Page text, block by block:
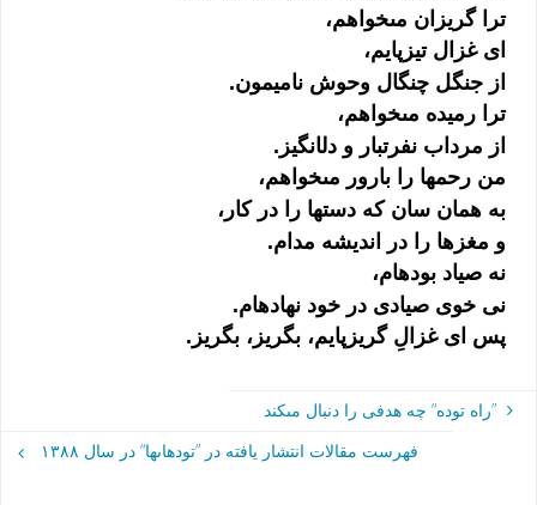
ترا گريزان مى‏‏خواهم،
اى‏‏ غزال تيزپايم،
از جنگل چنگال وحوش ناميمون.
ترا رميده مى‏‏خواهم،
از مرداب نفرت‏بار و دل‏انگيز.
من رحم‏ها را بارور مى‏‏خواهم،
به همان سان كه دست‏ها را در كار،
و مغزها را در انديشه مدام.
نه صياد بوده‏ام،
نى‏‏ خوى‏‏ صيادى‏‏ در خود نهاده‏ام.
پس اى‏‏ غزالِ گريزپايم، بگريز، بگريز.
”راه توده“ چه هدفى‏‏ را دنبال مى‏‏كند
فهرست مقالات انتشار يافته در ”توده‏اى‏‏ها“ در سال ١٣٨٨